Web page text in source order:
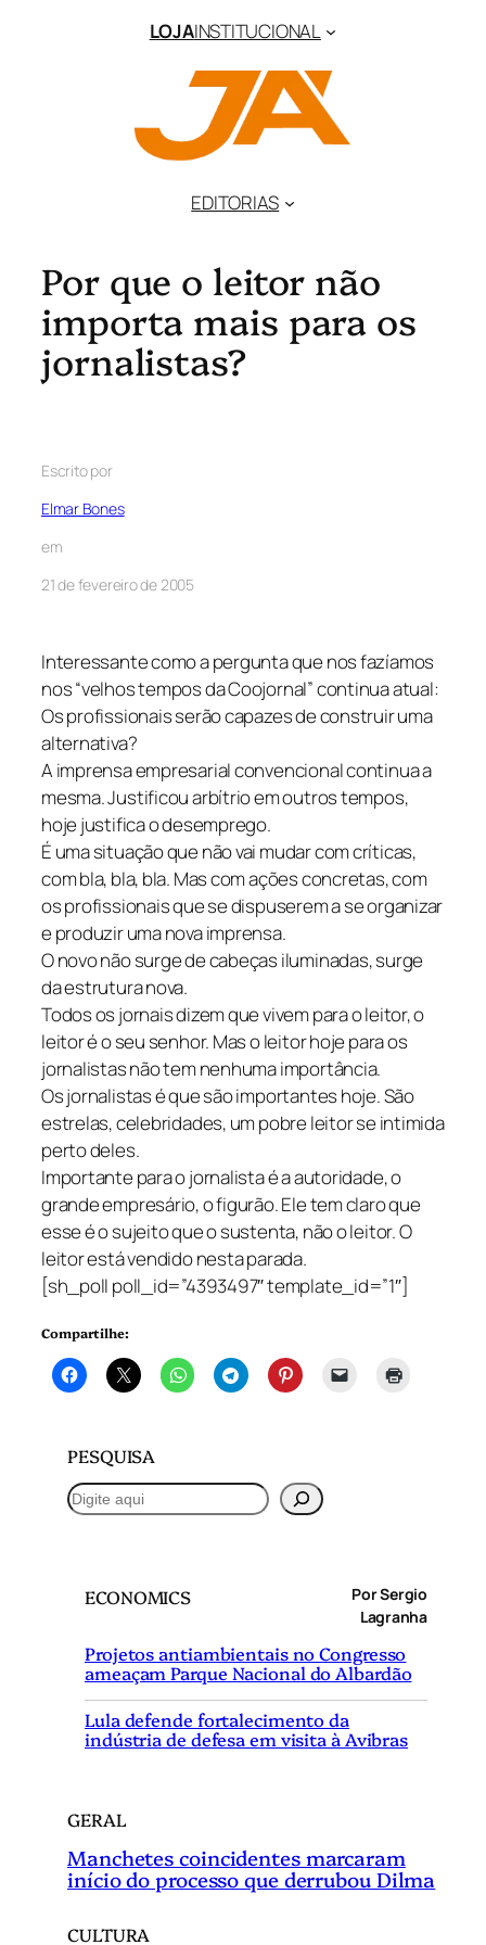
LOJAINSTITUCIONAL
EDITORIAS
Por que o leitor não
importa mais para os
jornalistas?
Escrito por
Elmar Bones
em
21 de fevereiro de 2005
Interessante como a pergunta que nos fazíamos
nos “velhos tempos da Coojornal” continua atual:
Os profissionais serão capazes de construir uma
alternativa?
A imprensa empresarial convencional continua a
mesma. Justificou arbítrio em outros tempos,
hoje justifica o desemprego.
É uma situação que não vai mudar com críticas,
com bla, bla, bla. Mas com ações concretas, com
os profissionais que se dispuserem a se organizar
e produzir uma nova imprensa.
O novo não surge de cabeças iluminadas, surge
da estrutura nova.
Todos os jornais dizem que vivem para o leitor, o
leitor é o seu senhor. Mas o leitor hoje para os
jornalistas não tem nenhuma importância.
Os jornalistas é que são importantes hoje. São
estrelas, celebridades, um pobre leitor se intimida
perto deles.
Importante para o jornalista é a autoridade, o
grande empresário, o figurão. Ele tem claro que
esse é o sujeito que o sustenta, não o leitor. O
leitor está vendido nesta parada.
[sh_poll poll_id=”4393497″ template_id=”1″]
Compartilhe:
PESQUISA
P
e
ECONOMICS
Por Sergio
Lagranha
Projetos antiambientais no Congresso
ameaçam Parque Nacional do Albardão
Lula defende fortalecimento da
indústria de defesa em visita à Avibras
GERAL
Manchetes coincidentes marcaram
início do processo que derrubou Dilma
CULTURA